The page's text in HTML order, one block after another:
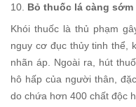
10. Bỏ thuốc lá càng
Khói thuốc là thủ phạm
nguy cơ đục thủy tinh thể,
nhãn áp. Ngoài ra, hút
hô hấp của người thân,
do chứa hơn 400 chất độc